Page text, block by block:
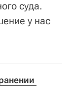
суда.
у нас